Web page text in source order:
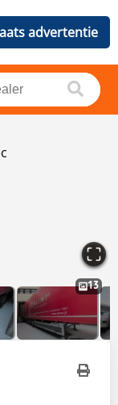
advertentie
13